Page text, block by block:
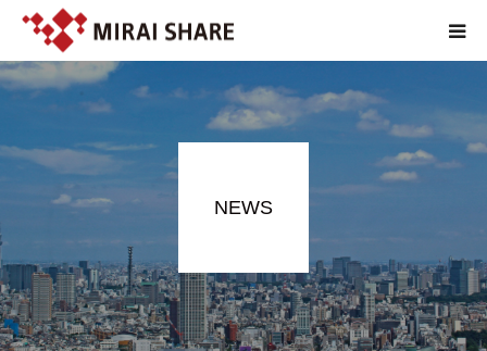
NEWS
NEWS
TECHNOLOGY
SERVICE
REPORT
ABOUT